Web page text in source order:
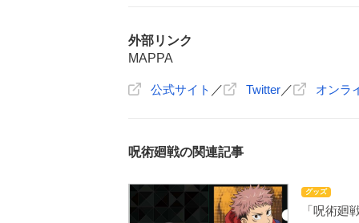
外部リンク
MAPPA
公式サイト ／ Twitter／ オンラ
呪術廻戦の関連記事
グッズ
「呪術廻